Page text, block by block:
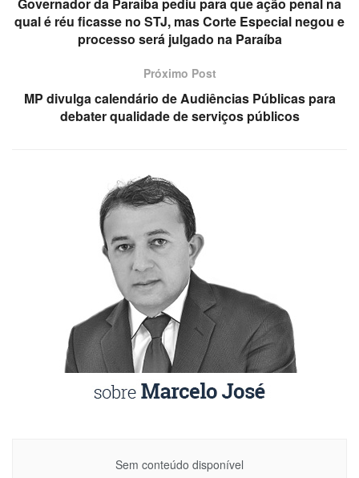
Governador da Paraíba pediu para que ação penal na
qual é réu ficasse no STJ, mas Corte Especial negou e
processo será julgado na Paraíba
Próximo Post
MP divulga calendário de Audiências Públicas para
debater qualidade de serviços públicos
Sem conteúdo disponível